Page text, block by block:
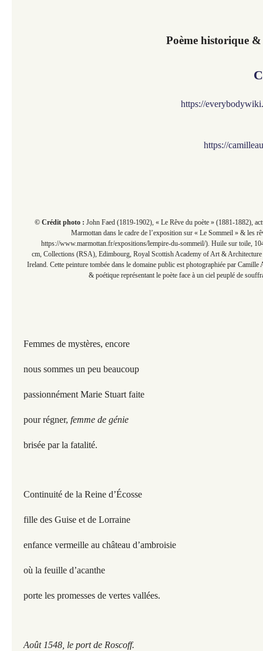
Poème historique
https://
https://
© Crédit photo : John Faed (1819-1902), « Le Rêve du poète » (1881-1882),
Marmottan dans le cadre de l’exposition sur « Le Sommeil » & les
https://www.marmottan.fr/expositions/lempire-du-sommeil/). Huile sur toile,
cm, Collections (RSA), Edimbourg, Royal Scottish Academy of Art &
Ireland. Cette peinture tombée dans le domaine public est photographiée par Camille
& poétique représentant le poète face à un ciel peuplé de
Femmes de mystères, encore
nous sommes un peu beaucoup
passionnément Marie Stuart faite
pour régner, femme de génie
brisée par la fatalité.
Continuité de la Reine d’Écosse
fille des Guise et de Lorraine
enfance vermeille au château d’ambroisie
où la feuille d’acanthe
porte les promesses de vertes vallées.
Août 1548, le port de Roscoff.